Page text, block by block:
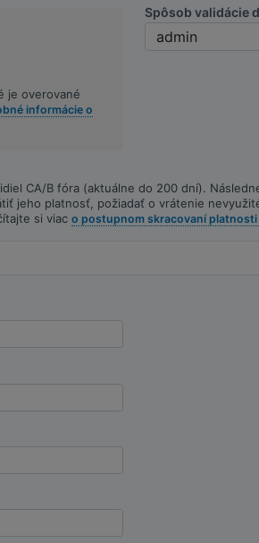
je overované
informácie o
Spôsob validácie
CA/B fóra (aktuálne do 200 dní).
jeho platnosť, požiadať o vrátenie
si viac o postupnom skracovaní